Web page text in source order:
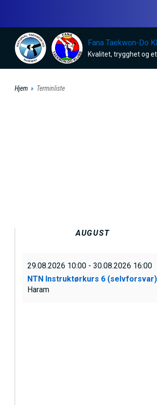
t
Fana Taekwon-Do
Kvalitet, trygghet og
Hjem Terminliste
AUGUST
29.08.2026 10:00 - 30.08.2026 16:00
NTN Instruktørkurs 6 (selvforsvar)
Haram